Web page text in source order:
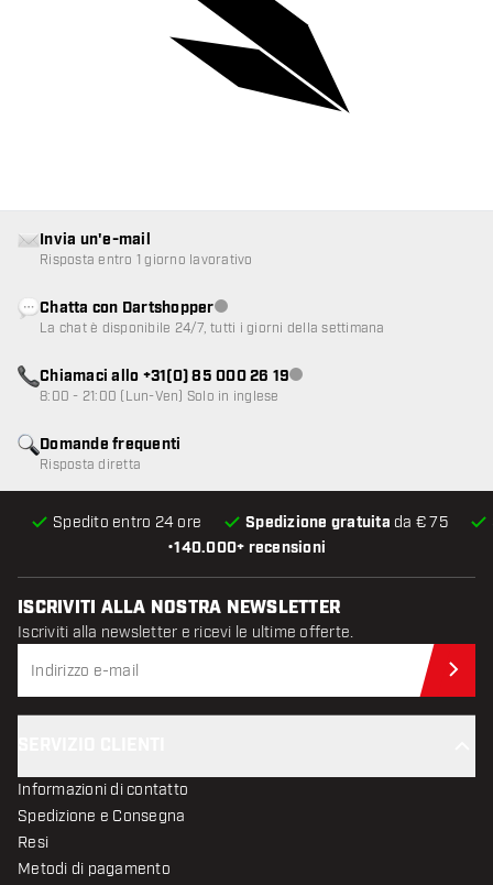
•140.000+ recensioni
Spedito entro 24 ore Spedizione gratuita da € 75
Domande frequenti
Risposta diretta
Invia un'e-mail
Risposta entro 1 giorno lavorativo
Chatta con DartshopperServizio clienti non disponibile
La chat è disponibile 24/7, tutti i giorni della settimana
Chiamaci allo +31(0) 85 000 26 19Servizio clienti non disponibile
8:00 - 21:00 (Lun-Ven) Solo in inglese
ISCRIVITI ALLA NOSTRA NEWSLETTER
Iscriviti alla newsletter e ricevi le ultime offerte.
Informazioni di contatto
Spedizione e Consegna
Resi
Metodi di pagamento